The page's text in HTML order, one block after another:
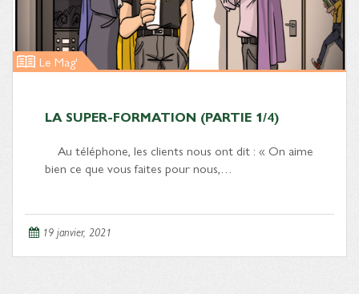
Le Mag'
LA SUPER-FORMATION (PARTIE 1/4)
Au téléphone, les clients nous ont dit : « On aime
bien ce que vous faites pour nous,…
19 janvier, 2021